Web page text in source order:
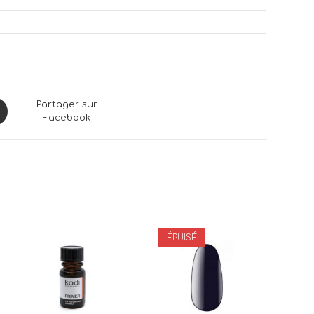
Partager sur
Facebook
ÉPUISÉ